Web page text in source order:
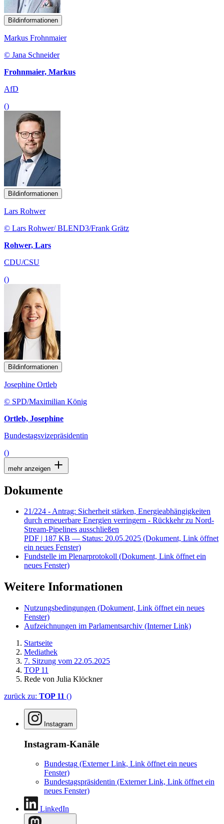
Bildinformationen
Markus Frohnmaier
© Jana Schneider
Frohnmaier, Markus
AfD
()
Bildinformationen
Lars Rohwer
© Lars Rohwer/ BLEND3/Frank Grätz
Rohwer, Lars
CDU/CSU
()
Bildinformationen
Josephine Ortleb
© SPD/Maximilian König
Ortleb, Josephine
Bundestagsvizepräsidentin
()
mehr anzeigen
Dokumente
21/224 - Antrag: Sicherheit stärken, Energieabhängigkeiten
durch erneuerbare Energien verringern - Rückkehr zu Nord-
Stream-Pipelines ausschließen
PDF | 187 KB — Status: 20.05.2025 (Dokument, Link öffnet
ein neues Fenster)
Fundstelle im Plenarprotokoll (Dokument, Link öffnet ein
neues Fenster)
Weitere Informationen
Nutzungsbedingungen (Dokument, Link öffnet ein neues
Fenster)
Aufzeichnungen im Parlamentsarchiv (Interner Link)
Startseite
Mediathek
7. Sitzung vom 22.05.2025
TOP 11
Rede von Julia Klöckner
zurück zu: TOP 11 ()
Instagram
Instagram-Kanäle
Bundestag (Externer Link, Link öffnet ein neues
Fenster)
Bundestagspräsidentin (Externer Link, Link öffnet ein
neues Fenster)
LinkedIn